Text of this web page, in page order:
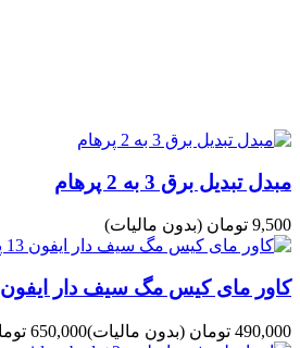
مبدل تبدیل برق 3 به 2 پرهام
9,500 تومان (بدون مالیات)
کاور مای کیس مگ سیف دار ایفون 13 پرومکس
490,000 تومان (بدون مالیات)650,000 تومان